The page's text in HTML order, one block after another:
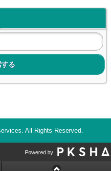
する
All Rights Reserved.
Powered by